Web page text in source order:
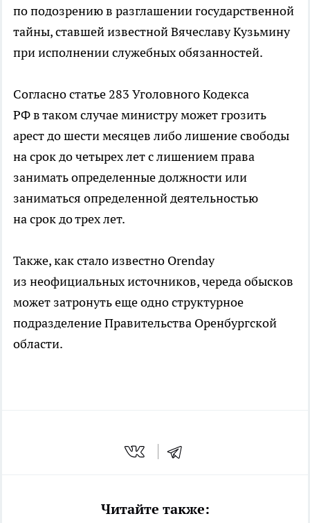
по подозрению в разглашении государственной
тайны, ставшей известной Вячеславу Кузьмину
при исполнении служебных обязанностей.
Согласно статье 283 Уголовного Кодекса
РФ в таком случае министру может грозить
арест до шести месяцев либо лишение свободы
на срок до четырех лет с лишением права
занимать определенные должности или
заниматься определенной деятельностью
на срок до трех лет.
Также, как стало известно Оrenday
из неофициальных источников, череда обысков
может затронуть еще одно структурное
подразделение Правительства Оренбургской
области.
Читайте также: